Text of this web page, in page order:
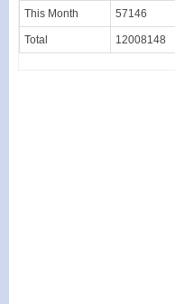
This Month 57146
Total 12008148